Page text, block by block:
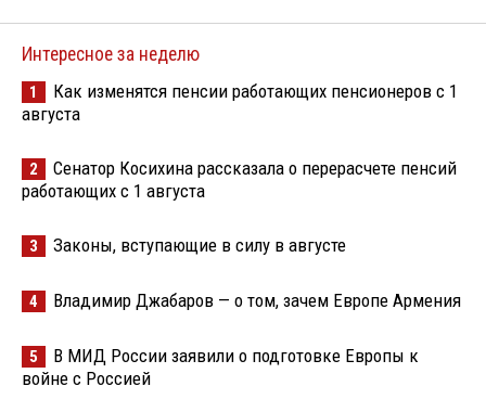
Интересное за неделю
1
Как изменятся пенсии работающих пенсионеров с 1
августа
2
Сенатор Косихина рассказала о перерасчете пенсий
работающих с 1 августа
3 Законы, вступающие в силу в августе
4 Владимир Джабаров — о том, зачем Европе Армения
5
В МИД России заявили о подготовке Европы к
войне с Россией